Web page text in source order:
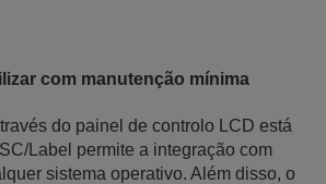
com manutenção mínima
do painel de controlo LCD está
Label permite a integração com
sistema operativo. Além disso, o